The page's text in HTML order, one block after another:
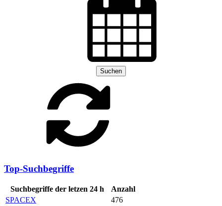
Suchen
Top-Suchbegriffe
Suchbegriffe der letzen 24 h
Anzahl
SPACEX
476